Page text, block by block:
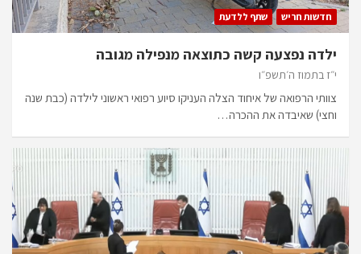
חדשות חריש שתף ללדעת
ילדה נפצעה קשה כתוצאה מנפילה מגובה
י״ז בתמוז ה׳תשפ״ו
צוותי הרפואה של איחוד הצלה העניקו סיוע רפואי ראשוני לילדה (כבת שנה
וחצי) שאיבדה את ההכרה…